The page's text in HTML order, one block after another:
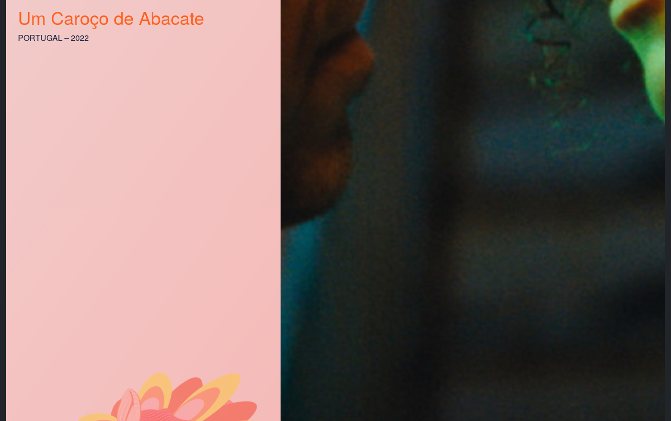
Um Caroço de Abacate
PORTUGAL – 2022